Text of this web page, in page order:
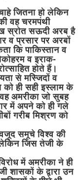
जितना हो लेकिन
वह चरमपंथी
स्रोत सऊदी अरब है
व प्रसार पर अरबों
कि पाकिस्तान व
व इराक-
होते हैं।
से मस्जिदों व
को ही सही इस्लाम के
अमरीका जो सुबह
में अपने को ही गले
गरीब मिश्रण को
समूचे विश्व की
लेकिन जिस तेजी के
में अमरीका ने ही
शासकों के द्वारा उन